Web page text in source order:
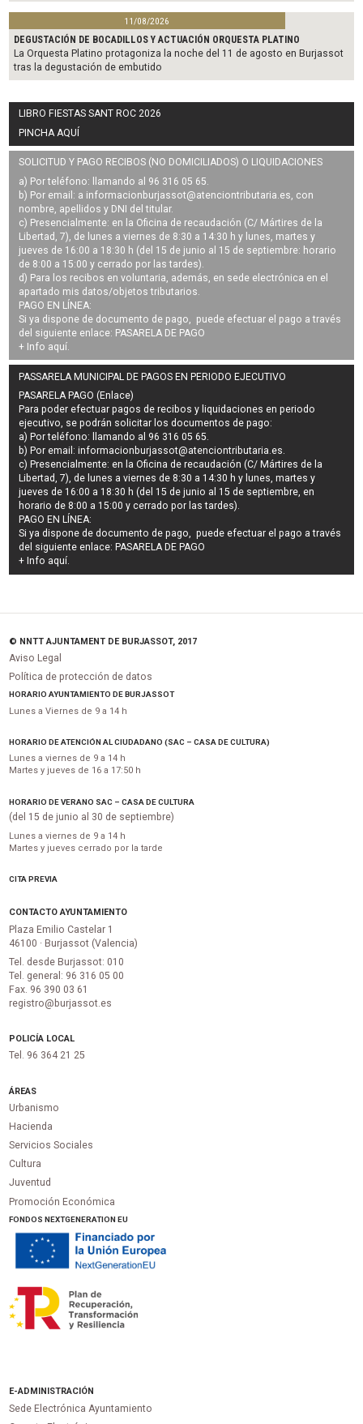
11/08/2026
DEGUSTACIÓN DE BOCADILLOS Y ACTUACIÓN ORQUESTA PLATINO
La Orquesta Platino protagoniza la noche del 11 de agosto en Burjassot
tras la degustación de embutido
LIBRO FIESTAS SANT ROC 2026
PINCHA AQUÍ
SOLICITUD Y PAGO RECIBOS (NO DOMICILIADOS) O LIQUIDACIONES
a) Por teléfono: llamando al 96 316 05 65.
b) Por email: a informacionburjassot@atenciontributaria.es, con
nombre, apellidos y DNI del titular.
c) Presencialmente: en la Oficina de recaudación (C/ Mártires de la
Libertad, 7), de lunes a viernes de 8:30 a 14:30 h y lunes, martes y
jueves de 16:00 a 18:30 h (del 15 de junio al 15 de septiembre: horario
de 8:00 a 15:00 y cerrado por las tardes).
d) Para los recibos en voluntaria, además, en sede electrónica en el
apartado mis datos/objetos tributarios.
PAGO EN LÍNEA:
Si ya dispone de documento de pago, puede efectuar el pago a través
del siguiente enlace: PASARELA DE PAGO
+ Info aquí.
PASSARELA MUNICIPAL DE PAGOS EN PERIODO EJECUTIVO
PASARELA PAGO (Enlace)
Para poder efectuar pagos derecibos y liquidaciones en periodo
ejecutivo, se podrán solicitar los documentos de pago:
a) Por teléfono: llamando al 96 316 05 65.
b) Por email:informacionburjassot@atenciontributaria.es.
c) Presencialmente: en la Oficina de recaudación (C/ Mártires de la
Libertad, 7), de lunes a viernes de 8:30 a 14:30 h y lunes, martes y
jueves de 16:00 a 18:30 h (del 15 de junio al 15 de septiembre, en
horario de 8:00 a 15:00 y cerrado por las tardes).
PAGO EN LÍNEA:
Si ya dispone de documento de pago, puede efectuar el pago a través
del siguiente enlace: PASARELA DE PAGO
+ Info aquí.
© NNTT AJUNTAMENT DE BURJASSOT, 2017
Aviso Legal
Política de protección de datos
HORARIO AYUNTAMIENTO DE BURJASSOT
Lunes a Viernes de 9 a 14 h
HORARIO DE ATENCIÓN AL CIUDADANO (SAC – CASA DE CULTURA)
Lunes a viernes de 9 a 14 h
Martes y jueves de 16 a 17:50 h
HORARIO DE VERANO SAC – CASA DE CULTURA
(del 15 de junio al 30 de septiembre)
Lunes a viernes de 9 a 14 h
Martes y jueves cerrado por la tarde
CITA PREVIA
CONTACTO AYUNTAMIENTO
Plaza Emilio Castelar 1
46100 · Burjassot (Valencia)
Tel. desde Burjassot: 010
Tel. general: 96 316 05 00
Fax. 96 390 03 61
registro@burjassot.es
POLICÍA LOCAL
Tel. 96 364 21 25
ÁREAS
Urbanismo
Hacienda
Servicios Sociales
Cultura
Juventud
Promoción Económica
FONDOS NEXTGENERATION EU
E-ADMINISTRACIÓN
Sede Electrónica Ayuntamiento